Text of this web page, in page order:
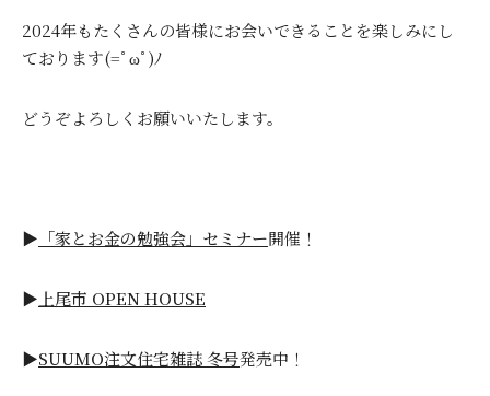
2024年もたくさんの皆様にお会いできることを楽しみにし
ております(=ﾟωﾟ)ﾉ
どうぞよろしくお願いいたします。
▶ 「家とお金の勉強会」セミナー開催！
▶ 上尾市 OPEN HOUSE
▶SUUMO注文住宅雑誌 冬号発売中！